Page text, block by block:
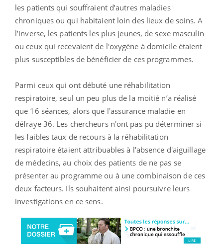
les patients qui souffraient d’autres maladies
chroniques ou qui habitaient loin des lieux de soins. A
l’inverse, les patients les plus jeunes, de sexe masculin
ou ceux qui recevaient de l'oxygène à domicile étaient
plus susceptibles de bénéficier de ces programmes.
Parmi ceux qui ont débuté une réhabilitation
respiratoire, seul un peu plus de la moitié n’a réalisé
que 16 séances, alors que l'assurance maladie en
défraye 36. Les chercheurs n'ont pas pu déterminer si
les faibles taux de recours à la réhabilitation
respiratoire étaient attribuables à l'absence d'aiguillage
de médecins, au choix des patients de ne pas se
présenter au programme ou à une combinaison de ces
deux facteurs. Ils souhaitent ainsi poursuivre leurs
investigations en ce sens.